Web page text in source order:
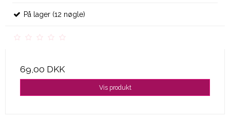
På lager (12 nøgle)
69,00 DKK
Vis produkt